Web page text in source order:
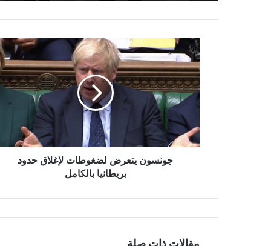
جونسون
يتعرض
لضغوطات
لإغلاق
حدود
بريطانيا
بالكامل
جونسون يتعرض لضغوطات لإغلاق حدود
بريطانيا بالكامل
مقالات ذات صلة